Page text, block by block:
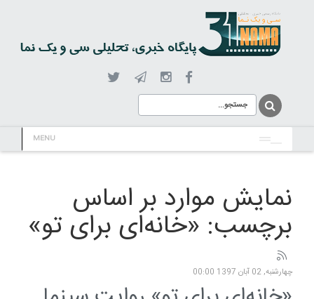
MENU
نمایش موارد بر اساس
برچسب: «خانه‌ای برای تو»
چهارشنبه, 02 آبان 1397 00:00